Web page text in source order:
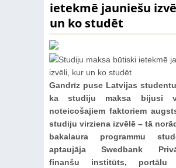
ietekmē jauniešu
un ko studēt
Gandrīz puse Latvijas
ka studiju maksa bijusi
noteicošajiem faktoriem
studiju virziena izvēlē – tā
bakalaura programmu
aptaujāja Swedbank
finanšu institūts, portālu